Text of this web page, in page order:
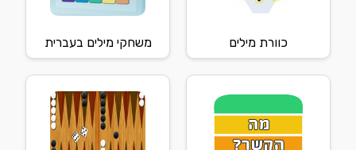
כוורת מילים משחקי מילים בעברית